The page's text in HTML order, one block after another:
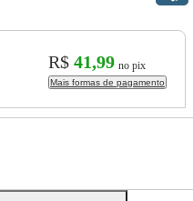
R$ 41,99 no pix
Mais formas de pagamento